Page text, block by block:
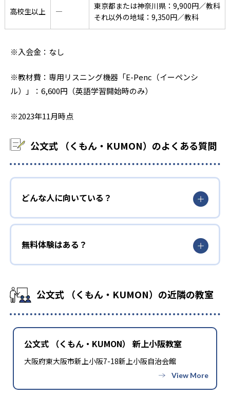
高校生以上 ―
東京都または神奈川県：9,900円／教科
それ以外の地域：9,350円／教科
※入会金：なし
※教材費：専用リスニング機器「E-Penc（イーペンシ
ル）」：6,600円（英語学習開始時のみ）
※2023年11月時点
公文式 （くもん・KUMON）のよくある質問
どんな人に向いている？
無料体験はある？
公文式 （くもん・KUMON）の近隣の教室
公文式 （くもん・KUMON） 新上小阪教室
大阪府東大阪市新上小阪7-18新上小阪自治会館